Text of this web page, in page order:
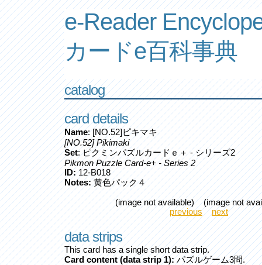
e-Reader
カードe百科事典
catalog
card details
Name: [NO.52]ピキマキ
[NO.52] Pikimaki
Set: ピクミンパズルカードｅ＋ - シリーズ2
Pikmon Puzzle Card-e+ - Series 2
ID:12-B018
Notes:黄色パック４
(image not available) (image not
previous
next
data strips
This card has a single short data strip.
Card content (data strip 1):パズルゲーム3問.